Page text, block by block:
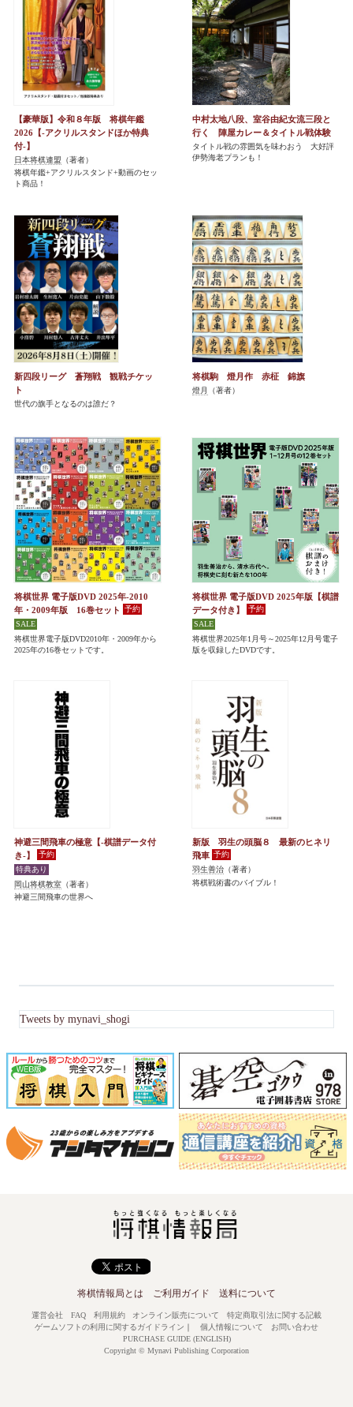
【豪華版】令和８年版 将棋年鑑
2026【-アクリルスタンドほか特典
付-】
日本将棋連盟 （著者）
将棋年鑑+アクリルスタンド+動画のセッ
ト商品！
中村太地八段、室谷由紀女流三段と
行く 陣屋カレー＆タイトル戦体験
タイトル戦の雰囲気を味わおう 大好評
伊勢海老プランも！
新四段リーグ 蒼翔戦 観戦チケッ
ト
世代の旗手となるのは誰だ？
将棋駒 燈月作 赤柾 錦旗
燈月 （著者）
将棋世界 電子版DVD 2025年-2010
年・2009年版 16巻セット
将棋世界電子版DVD2010年・2009年から
2025年の16巻セットです。
将棋世界 電子版DVD 2025年版【棋譜
データ付き】
将棋世界2025年1月号～2025年12月号電子
版を収録したDVDです。
神避三間飛車の極意【-棋譜データ付
き-】
岡山将棋教室 （著者）
神避三間飛車の世界へ
新版 羽生の頭脳８ 最新のヒネリ
飛車
羽生善治 （著者）
将棋戦術書のバイブル！
Tweets by mynavi_shogi
将棋情報局とは ご利用ガイド 送料について
運営会社 FAQ 利用規約 オンライン販売について
特定商取引法に関する記載
ゲームソフトの利用に関するガイドライン ｜ 個人情報について
お問い合わせ
PURCHASE GUIDE (ENGLISH)
Copyright © Mynavi Publishing Corporation